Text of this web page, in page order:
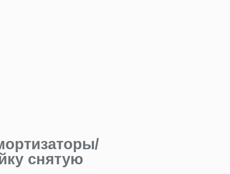
снятую